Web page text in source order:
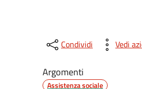
Condividi Vedi
Argomenti
Assistenza sociale